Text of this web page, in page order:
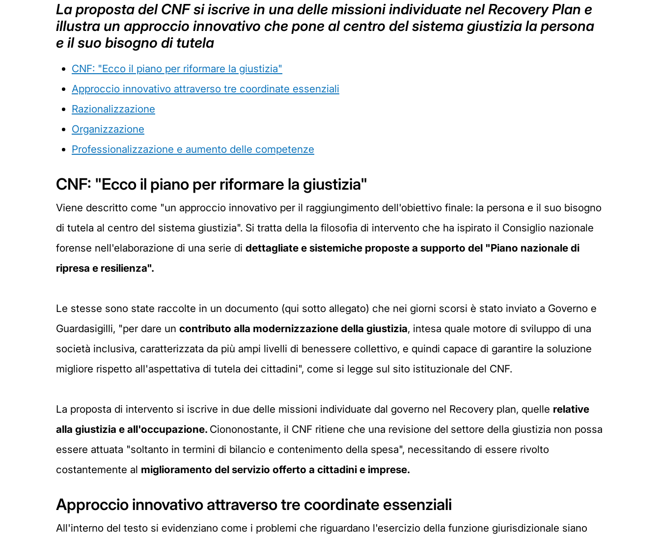
La proposta del CNF si iscrive in una delle missioni individuate nel Recovery Plan e
illustra un approccio innovativo che pone al centro del sistema giustizia la persona
e il suo bisogno di tutela
CNF: "Ecco il piano per riformare la giustizia"
Approccio innovativo attraverso tre coordinate essenziali
Razionalizzazione
Organizzazione
Professionalizzazione e aumento delle competenze
CNF: "Ecco il piano per riformare la giustizia"
Viene descritto come "un approccio innovativo per il raggiungimento dell'obiettivo finale: la persona e il suo bisogno
di tutela al centro del sistema giustizia". Si tratta della la filosofia di intervento che ha ispirato il Consiglio nazionale
forense nell'elaborazione di una serie di dettagliate e sistemiche proposte a supporto del "Piano nazionale di
ripresa e resilienza".
Le stesse sono state raccolte in un documento (qui sotto allegato) che nei giorni scorsi è stato inviato a Governo e
Guardasigilli, "per dare un contributo alla modernizzazione della giustizia, intesa quale motore di sviluppo di una
società inclusiva, caratterizzata da più ampi livelli di benessere collettivo, e quindi capace di garantire la soluzione
migliore rispetto all'aspettativa di tutela dei cittadini", come si legge sul sito istituzionale del CNF.
La proposta di intervento si iscrive in due delle missioni individuate dal governo nel Recovery plan, quelle relative
alla giustizia e all'occupazione. Ciononostante, il CNF ritiene che una revisione del settore della giustizia non possa
essere attuata "soltanto in termini di bilancio e contenimento della spesa", necessitando di essere rivolto
costantemente al miglioramento del servizio offerto a cittadini e imprese.
Approccio innovativo attraverso tre coordinate essenziali
All'interno del testo si evidenziano come i problemi che riguardano l'esercizio della funzione giurisdizionale siano